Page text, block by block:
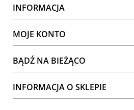
INFORMACJA
MOJE KONTO
BĄDŹ NA BIEŻĄCO
INFORMACJA O SKLEPIE